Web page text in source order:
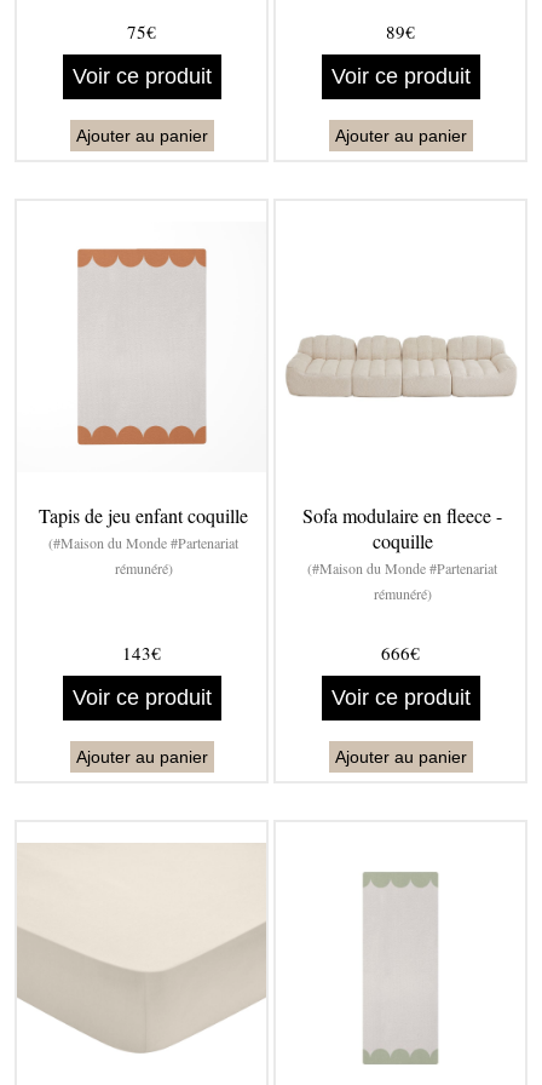
75€
Voir ce produit
Ajouter au panier
89€
Voir ce produit
Ajouter au panier
Tapis de jeu enfant coquille
(#Maison du Monde #Partenariat
rémunéré)
143€
Voir ce produit
Ajouter au panier
Sofa modulaire en fleece -
coquille
(#Maison du Monde #Partenariat
rémunéré)
666€
Voir ce produit
Ajouter au panier